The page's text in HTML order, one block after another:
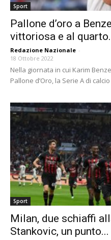
Sport
Pallone d’oro a
vittoriosa e al
Redazione Nazionale -
18 Ottobre 2022
Nella giornata in cui Karim
Pallone d’Oro, la Serie A di
Sport
Milan, due schiaffi
Stankovic, un punto...